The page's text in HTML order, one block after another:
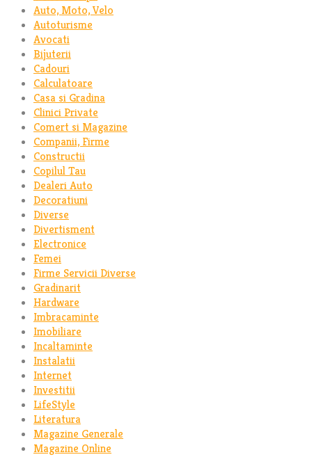
Auto, Moto, Velo
Autoturisme
Avocati
Bijuterii
Cadouri
Calculatoare
Casa si Gradina
Clinici Private
Comert si Magazine
Companii, Firme
Constructii
Copilul Tau
Dealeri Auto
Decoratiuni
Diverse
Divertisment
Electronice
Femei
Firme Servicii Diverse
Gradinarit
Hardware
Imbracaminte
Imobiliare
Incaltaminte
Instalatii
Internet
Investitii
LifeStyle
Literatura
Magazine Generale
Magazine Online